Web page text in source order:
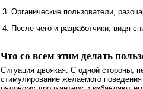
Органические пользователи,
После чего и разработчики, видя
Что со всем этим делать
Ситуация двоякая. С одной стороны,
стимулирование желаемого